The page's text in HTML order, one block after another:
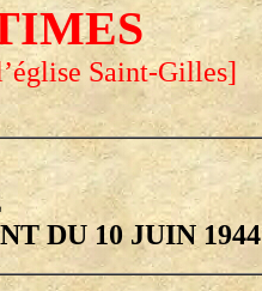
Saint-Gilles]
DU 10 JUIN 1944